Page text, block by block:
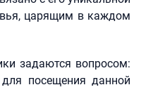
царящим в каждом
задаются вопросом:
посещения данной